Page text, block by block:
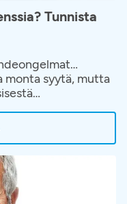
Tunnista
monta syytä, mutta
Aavan